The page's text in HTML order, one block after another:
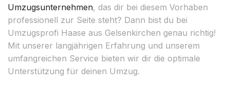
Umzugsunternehmen, das dir bei diesem Vorhaben
professionell zur Seite steht? Dann bist du bei
Umzugsprofi Haase aus Gelsenkirchen genau richtig!
Mit unserer langjährigen Erfahrung und unserem
umfangreichen Service bieten wir dir die optimale
Unterstützung für deinen Umzug.